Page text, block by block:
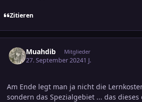
Zitieren
Muahdib Mitglieder
27. September 20241 J.
Am Ende legt man ja nicht die
sondern das Spezialgebiet ... das dieses